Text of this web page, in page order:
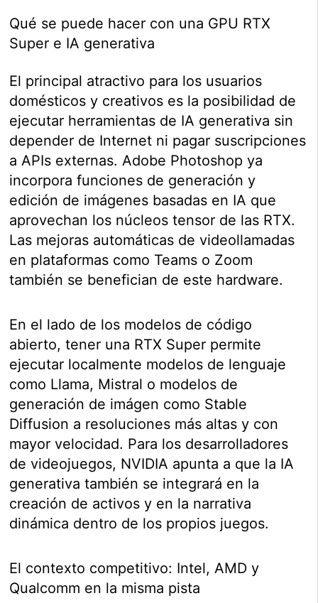
Qué se puede hacer con una GPU RTX
Super e IA generativa
El principal atractivo para los usuarios
domésticos y creativos es la posibilidad de
ejecutar herramientas de IA generativa sin
depender de Internet ni pagar suscripciones
a APIs externas. Adobe Photoshop ya
incorpora funciones de generación y
edición de imágenes basadas en IA que
aprovechan los núcleos tensor de las RTX.
Las mejoras automáticas de videollamadas
en plataformas como Teams o Zoom
también se benefician de este hardware.
En el lado de los modelos de código
abierto, tener una RTX Super permite
ejecutar localmente modelos de lenguaje
como Llama, Mistral o modelos de
generación de imágen como Stable
Diffusion a resoluciones más altas y con
mayor velocidad. Para los desarrolladores
de videojuegos, NVIDIA apunta a que la IA
generativa también se integrará en la
creación de activos y en la narrativa
dinámica dentro de los propios juegos.
El contexto competitivo: Intel, AMD y
Qualcomm en la misma pista